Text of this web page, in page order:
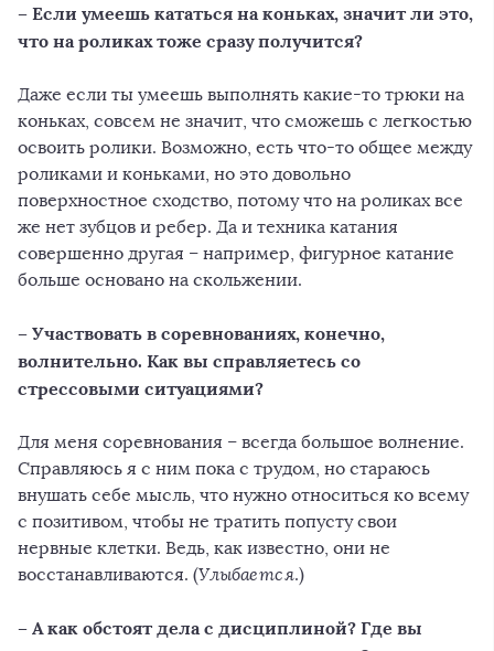
– Если умеешь кататься на коньках, значит ли это,
что на роликах тоже сразу получится?
Даже если ты умеешь выполнять какие-то трюки на
коньках, совсем не значит, что сможешь с легкостью
освоить ролики. Возможно, есть что-то общее между
роликами и коньками, но это довольно
поверхностное сходство, потому что на роликах все
же нет зубцов и ребер. Да и техника катания
совершенно другая – например, фигурное катание
больше основано на скольжении.
– Участвовать в соревнованиях, конечно,
волнительно. Как вы справляетесь со
стрессовыми ситуациями?
Для меня соревнования – всегда большое волнение.
Справляюсь я с ним пока с трудом, но стараюсь
внушать себе мысль, что нужно относиться ко всему
с позитивом, чтобы не тратить попусту свои
нервные клетки. Ведь, как известно, они не
восстанавливаются. (Улыбается.)
– А как обстоят дела с дисциплиной? Где вы